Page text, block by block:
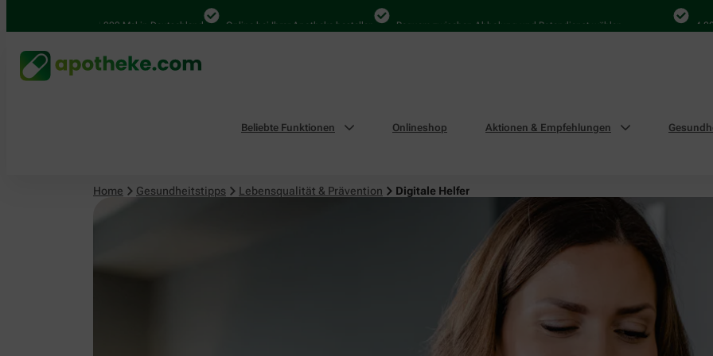
4.000 Mal in Deutschland Online bei Ihrer Apotheke bestellen Bequem zwischen Abholung und Botendienst wählen 4.000
Beliebte Funktionen Onlineshop Aktionen & Empfehlungen
Home Gesundheitstipps Lebensqualität & Prävention Digitale Helfer
Lebensqualität & Prävention